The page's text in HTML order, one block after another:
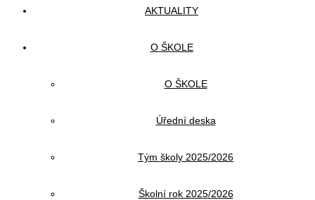
AKTUALITY
O ŠKOLE
O ŠKOLE
Úřední deska
Tým školy 2025/2026
Školní rok 2025/2026